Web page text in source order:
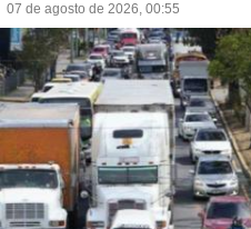
07 de agosto de 2026, 00:55